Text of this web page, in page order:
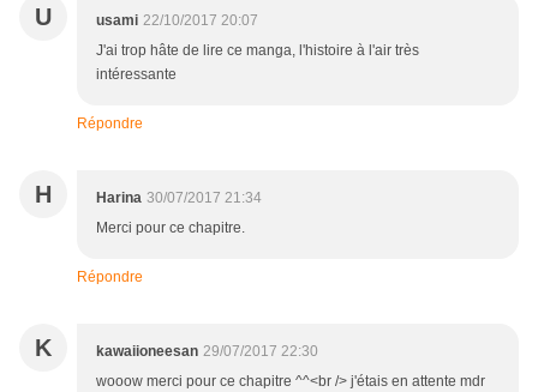
U usami 22/10/2017 20:07
J'ai trop hâte de lire ce manga, l'histoire à l'air très
intéressante
Répondre
H Harina 30/07/2017 21:34
Merci pour ce chapitre.
Répondre
K kawaiioneesan 29/07/2017 22:30
wooow merci pour ce chapitre ^^<br /> j'étais en attente mdr